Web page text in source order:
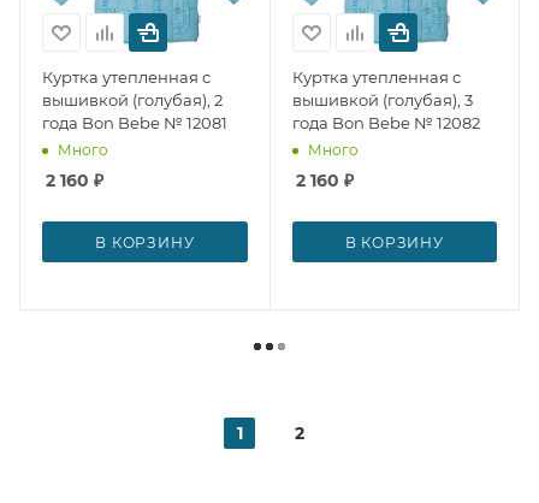
Куртка утепленная с
вышивкой (голубая), 2
года Bon Bebe № 12081
Много
2 160 ₽
В КОРЗИНУ
Куртка утепленная с
вышивкой (голубая), 3
года Bon Bebe № 12082
Много
2 160 ₽
В КОРЗИНУ
1 2